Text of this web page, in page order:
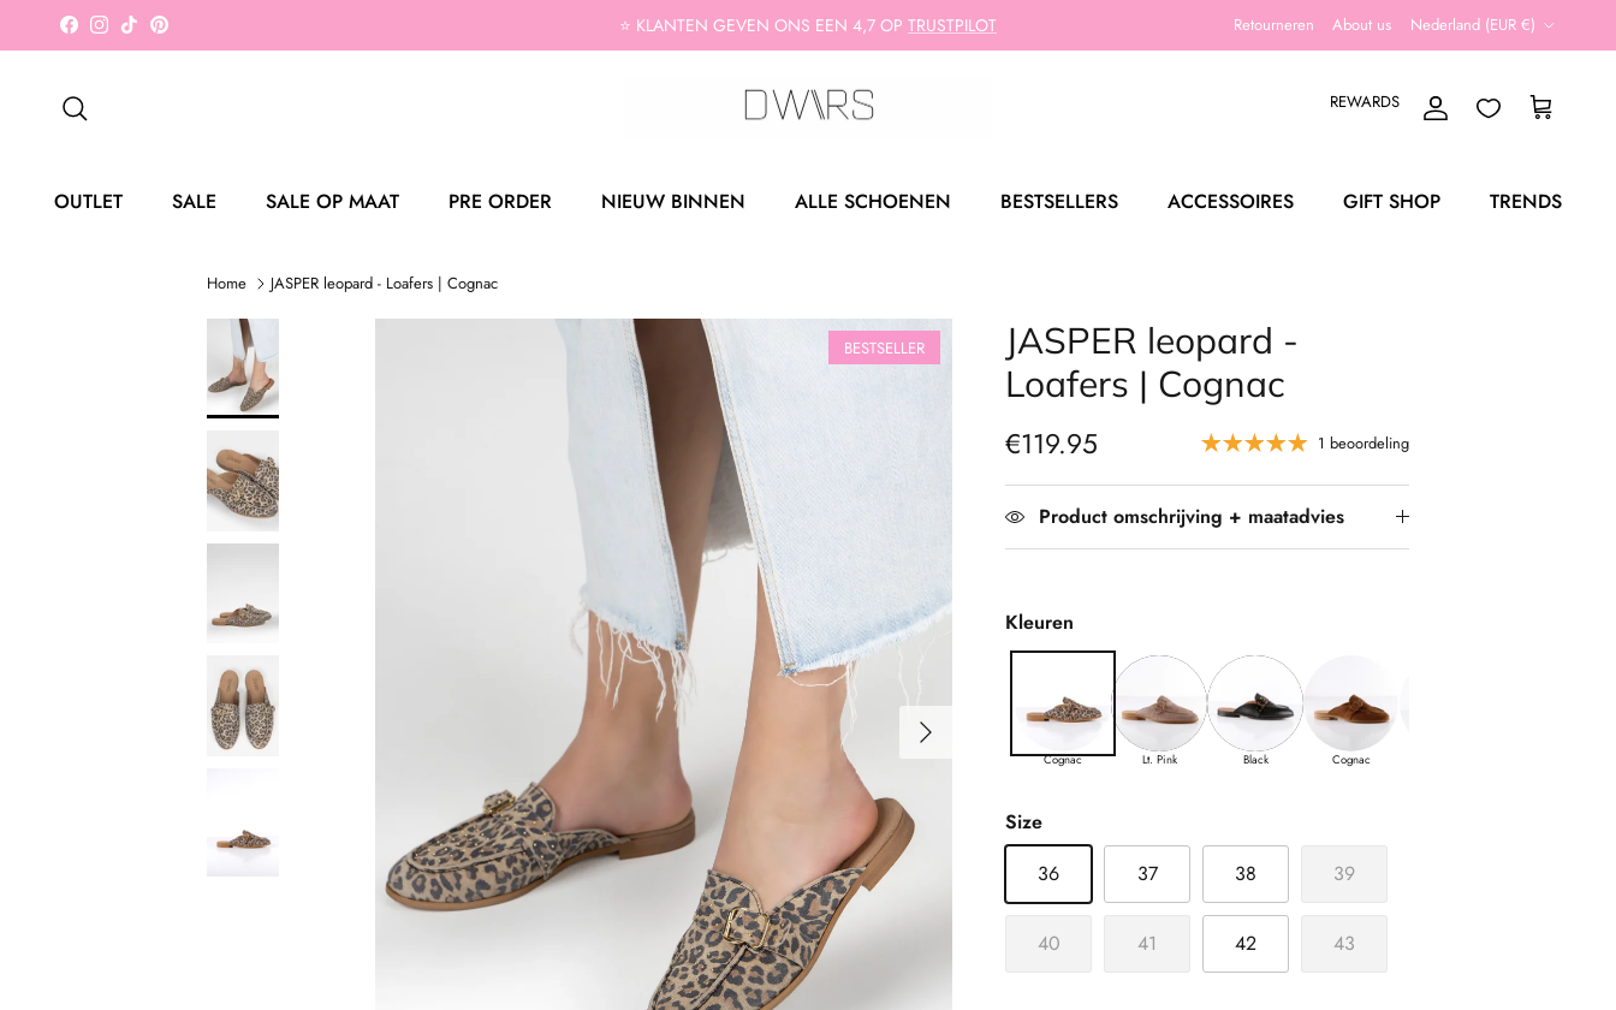
Ga naar inhoud
Facebook
Instagram
TikTokPinterest ⭐ KLANTEN GEVEN ONS EEN 4,7 OP TRUSTPILOT Retourneren About us
Land/Regio
Nederland (EUR €)
REWARDS
Account Winkelwagen
OUTLET SALE SALE OP MAAT PRE ORDER NIEUW BINNEN ALLE SCHOENEN BESTSELLERS ACCESSOIRES GIFT SHOP TRENDS
Home JASPER leopard - Loafers | Cognac
Volgende
BESTSELLER
JASPER leopard -
Loafers | Cognac
€119.95 1 beoordeling
Product omschrijving + maatadvies
Kleuren
Lt. Pink Black Cognac
Cognac
Size
36
37 38 39
40 41 42 43